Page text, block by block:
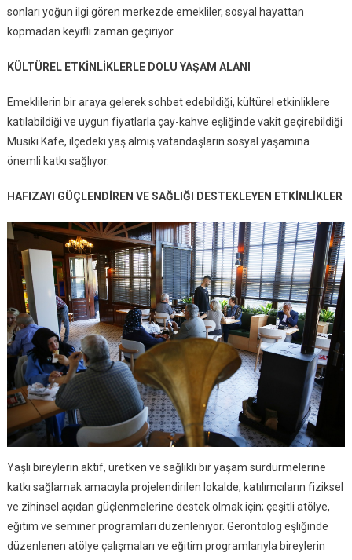
sonları yoğun ilgi gören merkezde emekliler, sosyal hayattan
kopmadan keyifli zaman geçiriyor.
KÜLTÜREL ETKİNLİKLERLE DOLU YAŞAM ALANI
Emeklilerin bir araya gelerek sohbet edebildiği, kültürel etkinliklere
katılabildiği ve uygun fiyatlarla çay-kahve eşliğinde vakit geçirebildiği
Musiki Kafe, ilçedeki yaş almış vatandaşların sosyal yaşamına
önemli katkı sağlıyor.
HAFIZAYI GÜÇLENDİREN VE SAĞLIĞI DESTEKLEYEN ETKİNLİKLER
Yaşlı bireylerin aktif, üretken ve sağlıklı bir yaşam sürdürmelerine
katkı sağlamak amacıyla projelendirilen lokalde, katılımcıların fiziksel
ve zihinsel açıdan güçlenmelerine destek olmak için; çeşitli atölye,
eğitim ve seminer programları düzenleniyor. Gerontolog eşliğinde
düzenlenen atölye çalışmaları ve eğitim programlarıyla bireylerin